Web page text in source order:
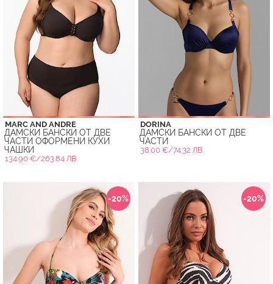
MARC AND ANDRE
ДАМСКИ БАНСКИ ОТ ДВЕ
ЧАСТИ ОФОРМЕНИ КУХИ
ЧАШКИ
134.90 €/263.84 ЛВ.
DORINA
ДАМСКИ БАНСКИ ОТ ДВЕ
ЧАСТИ
38.00 €/74.32 ЛВ.
-20% -20%